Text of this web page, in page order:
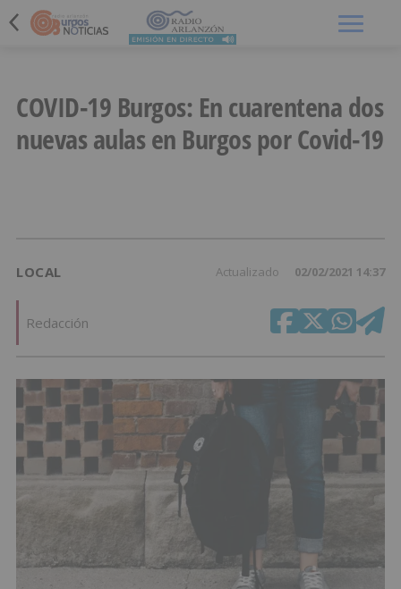
COVID-19 Burgos: En cuarentena dos
nuevas aulas en Burgos por Covid-19
LOCAL Actualizado 02/02/2021 14:37
Redacción